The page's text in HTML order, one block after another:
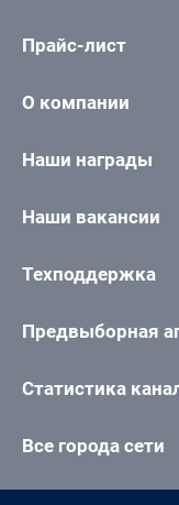
Прайс-лист
О компании
Наши награды
Наши вакансии
Техподдержка
Предвыборная
Статистика
Все города сети